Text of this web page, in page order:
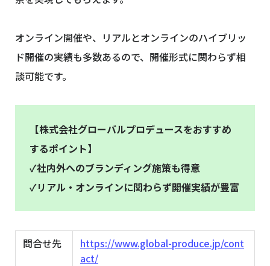
オンライン開催や、リアルとオンラインのハイブリッ
ド開催の実績も多数あるので、開催形式に関わらず相
談可能です。
【株式会社グローバルプロデュースをおすすめ
するポイント】
✓社内外へのブランディング施策も得意
✓リアル・オンラインに関わらず開催実績が豊富
問合せ先
https://www.global-produce.jp/cont
act/